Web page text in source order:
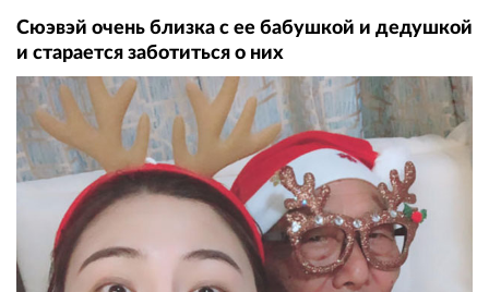
Сюэвэй очень близка с ее бабушкой и дедушкой
и старается заботиться о них